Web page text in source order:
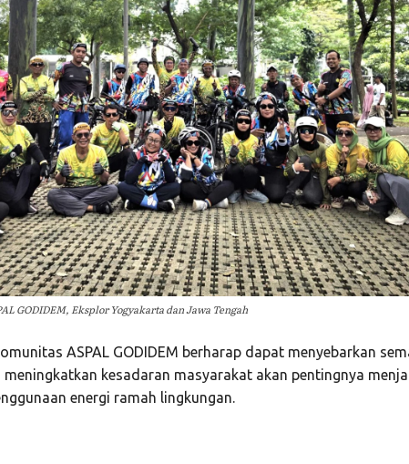
GODIDEM, Eksplor Yogyakarta dan Jawa Tengah
ASPAL GODIDEM berharap dapat menyebarkan
meningkatkan kesadaran masyarakat akan pentingnya
energi ramah lingkungan.